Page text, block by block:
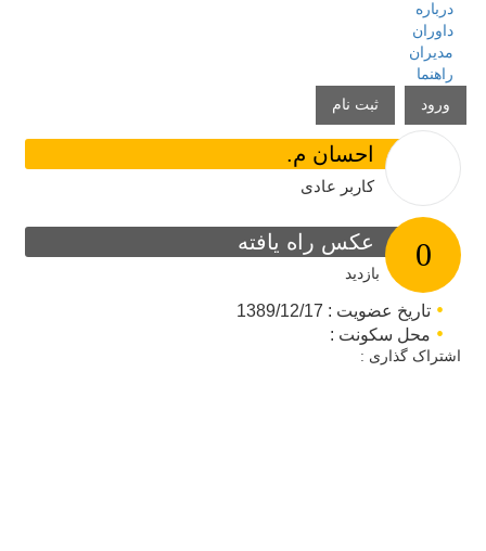
درباره
داوران
مدیران
راهنما
ورود
ثبت نام
احسان م.
کاربر عادی
0 عکس راه یافته
بازدید
تاریخ عضویت : 1389/12/17
محل سکونت :
اشتراک گذاری :